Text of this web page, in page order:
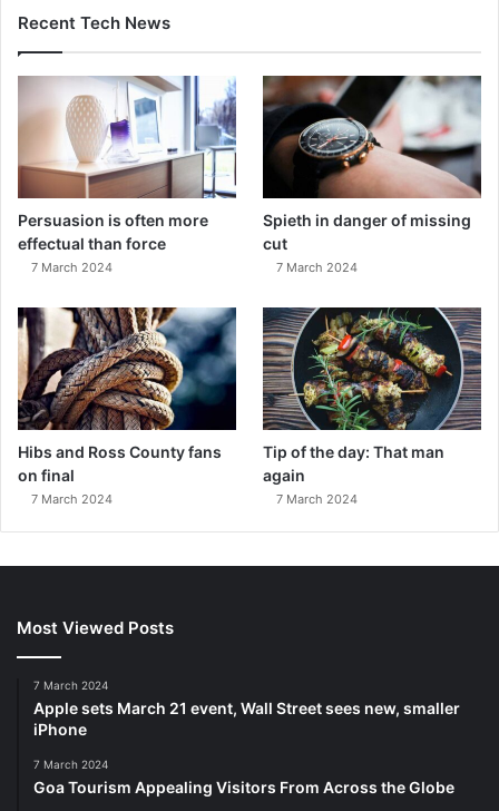
Recent Tech News
Persuasion is often more
effectual than force
7 March 2024
Spieth in danger of missing
cut
7 March 2024
Hibs and Ross County fans
on final
7 March 2024
Tip of the day: That man
again
7 March 2024
Most Viewed Posts
7 March 2024
Apple sets March 21 event, Wall Street sees new, smaller
iPhone
7 March 2024
Goa Tourism Appealing Visitors From Across the Globe